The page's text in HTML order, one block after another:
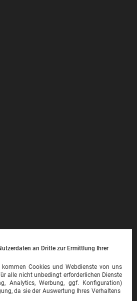
an Dritte zur Ermittlung Ihrer
kommen Cookies und Webdienste von uns
alle nicht unbedingt erforderlichen Dienste
Analytics, Werbung, ggf. Konfiguration)
da sie der Auswertung Ihres Verhaltens